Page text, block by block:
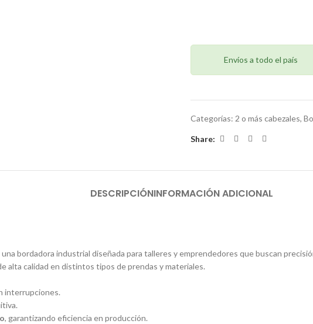
Envíos a todo el país
Categorías: 2 o más cabezales,
Share:
DESCRIPCIÓNINFORMACIÓN ADICIONAL
bordadora industrial diseñada para talleres y emprendedores que buscan
alta calidad en distintos tipos de prendas y materiales.
interrupciones.
, garantizando eficiencia en producción.